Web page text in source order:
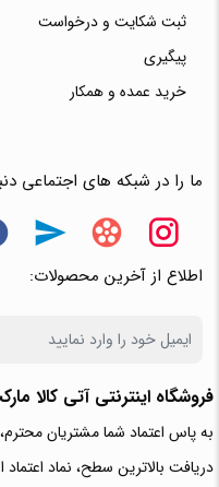
ثبت شکایت و درخواست
پیگیری
خرید عمده و همکار
ما را در شبکه های اجتماعی
اطلاع از آخرین محصولات:
فروشگاه اینترنتی آتی‌ کالا
به پاس اعتماد شما مشتریان
دریافت بالاترین سطح، نماد